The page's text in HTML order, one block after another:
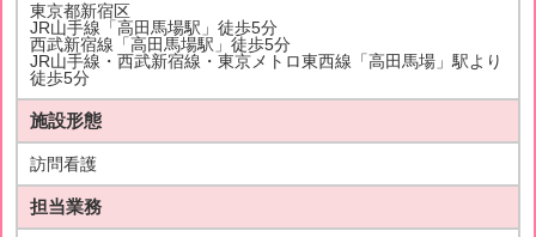
東京都新宿区
JR山手線「高田馬場駅」徒歩5分
西武新宿線「高田馬場駅」徒歩5分
JR山手線・西武新宿線・東京メトロ東西線「高田馬場」駅より
徒歩5分
施設形態
訪問看護
担当業務